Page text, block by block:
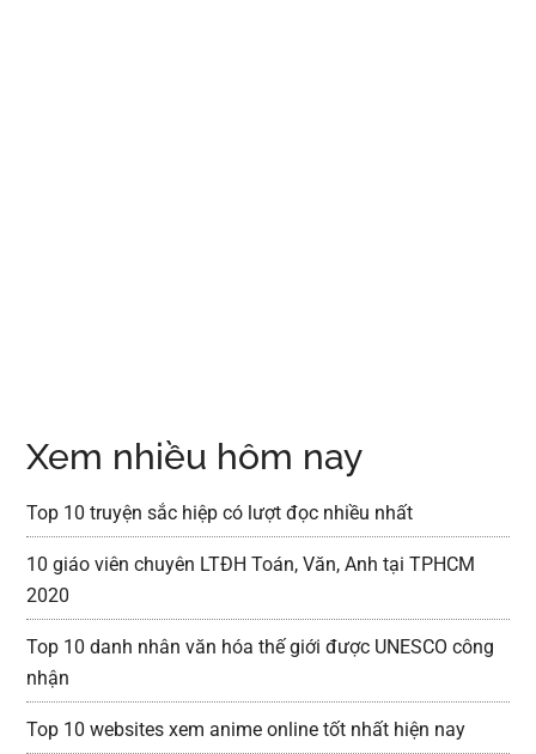
Xem nhiều hôm nay
Top 10 truyện sắc hiệp có lượt đọc nhiều nhất
10 giáo viên chuyên LTĐH Toán, Văn, Anh tại TPHCM
2020
Top 10 danh nhân văn hóa thế giới được UNESCO công
nhận
Top 10 websites xem anime online tốt nhất hiện nay